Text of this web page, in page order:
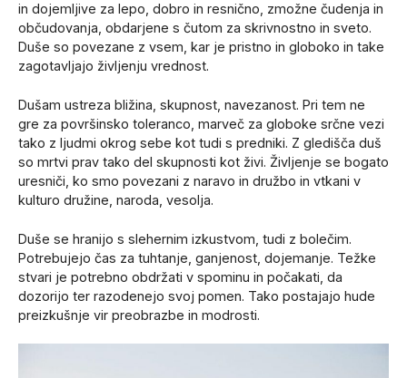
in dojemljive za lepo, dobro in resnično, zmožne čudenja in
občudovanja, obdarjene s čutom za skrivnostno in sveto.
Duše so povezane z vsem, kar je pristno in globoko in take
zagotavljajo življenju vrednost.
Dušam ustreza bližina, skupnost, navezanost. Pri tem ne
gre za površinsko toleranco, marveč za globoke srčne vezi
tako z ljudmi okrog sebe kot tudi s predniki. Z gledišča duš
so mrtvi prav tako del skupnosti kot živi. Življenje se bogato
uresniči, ko smo povezani z naravo in družbo in vtkani v
kulturo družine, naroda, vesolja.
Duše se hranijo s slehernim izkustvom, tudi z bolečim.
Potrebujejo čas za tuhtanje, ganjenost, dojemanje. Težke
stvari je potrebno obdržati v spominu in počakati, da
dozorijo ter razodenejo svoj pomen. Tako postajajo hude
preizkušnje vir preobrazbe in modrosti.